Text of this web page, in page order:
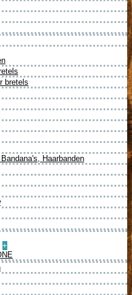
bretels
Haarbanden
+